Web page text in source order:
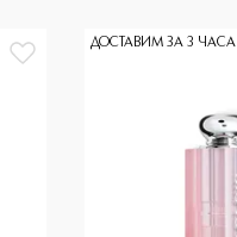
ДОСТАВИМ ЗА 3 ЧАСА